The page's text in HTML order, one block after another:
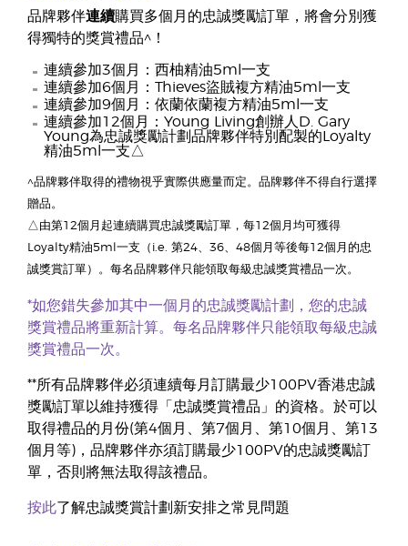
品牌夥伴連續購買多個月的忠誠獎勵訂單，將會分別獲
得獨特的獎賞禮品^！
連續參加3個月：西柚精油5ml一支
連續參加6個月：Thieves盜賊複方精油5ml一支
連續參加9個月：依蘭依蘭複方精油5ml一支
連續參加12個月：Young Living創辦人D. Gary
Young為忠誠獎勵計劃品牌夥伴特別配製的Loyalty
精油5ml一支△
^品牌夥伴取得的禮物視乎實際供應量而定。品牌夥伴不得自行選擇
贈品。
△由第12個月起連續購買忠誠獎勵訂單，每12個月均可獲得
Loyalty精油5ml一支（i.e. 第24、36、48個月等後每12個月的忠
誠獎賞訂單）。每名品牌夥伴只能領取每級忠誠獎賞禮品一次。
*如您錯失參加其中一個月的忠誠獎勵計劃，您的忠誠
獎賞禮品將重新計算。每名品牌夥伴只能領取每級忠誠
獎賞禮品一次。
**所有品牌夥伴必須連續每月訂購最少100PV香港忠誠
獎勵訂單以維持獲得「忠誠獎賞禮品」的資格。於可以
取得禮品的月份(第4個月、第7個月、第10個月、第13
個月等)，品牌夥伴亦須訂購最少100PV的忠誠獎勵訂
單，否則將無法取得該禮品。
按此了解忠誠獎賞計劃新安排之常見問題